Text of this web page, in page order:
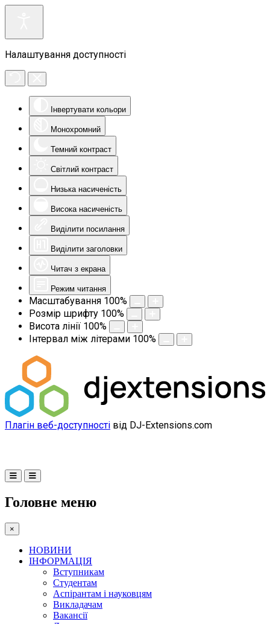
Налаштування доступності
Інвертувати кольори
Монохромний
Темний контраст
Світлий контраст
Низька насиченість
Висока насиченість
Виділити посилання
Виділити заголовки
Читач з екрана
Режим читання
Масштабування 100%
Розмір шрифту 100%
Висота лінії 100%
Інтервал між літерами 100%
Плагін веб-доступності від DJ-Extensions.com
Головне меню
×
НОВИНИ
ІНФОРМАЦІЯ
Вступникам
Студентам
Аспірантам і науковцям
Викладачам
Вакансії